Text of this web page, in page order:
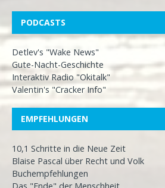
PODCASTS
Detlev's "Wake News"
Gute-Nacht-Geschichte
Interaktiv Radio "Okitalk"
Valentin's "Cracker Info"
EMPFEHLUNGEN
10,1 Schritte in die Neue Zeit
Blaise Pascal über Recht und Volk
Buchempfehlungen